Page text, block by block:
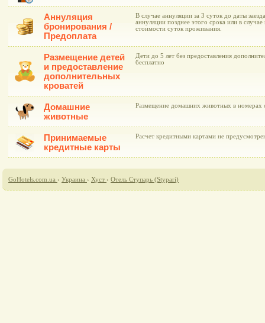
Аннуляция
бронирования /
Предоплата
В случае аннуляции за 3 суток до даты
аннуляции позднее этого срока или в случае
стоимости суток проживания.
Размещение детей
и предоставление
дополнительных
кроватей
Дети до 5 лет без предоставления
бесплатно
Домашние
животные
Размещение домашних животных в номерах
Принимаемые
кредитные карты
Расчет кредитными картами не
GoHotels.com.ua › Украина › Хуст › Отель Ступарь (Stypari)